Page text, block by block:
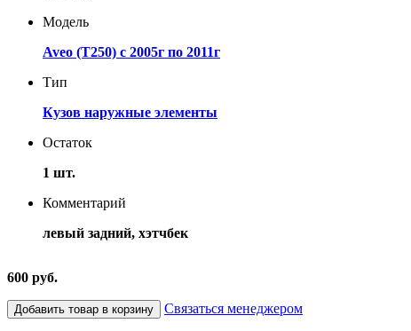
Модель
Aveo (T250) с 2005г по 2011г
Тип
Кузов наружные элементы
Остаток
1 шт.
Комментарий
левый задний, хэтчбек
600 руб.
Добавить товар в корзину Связаться менеджером